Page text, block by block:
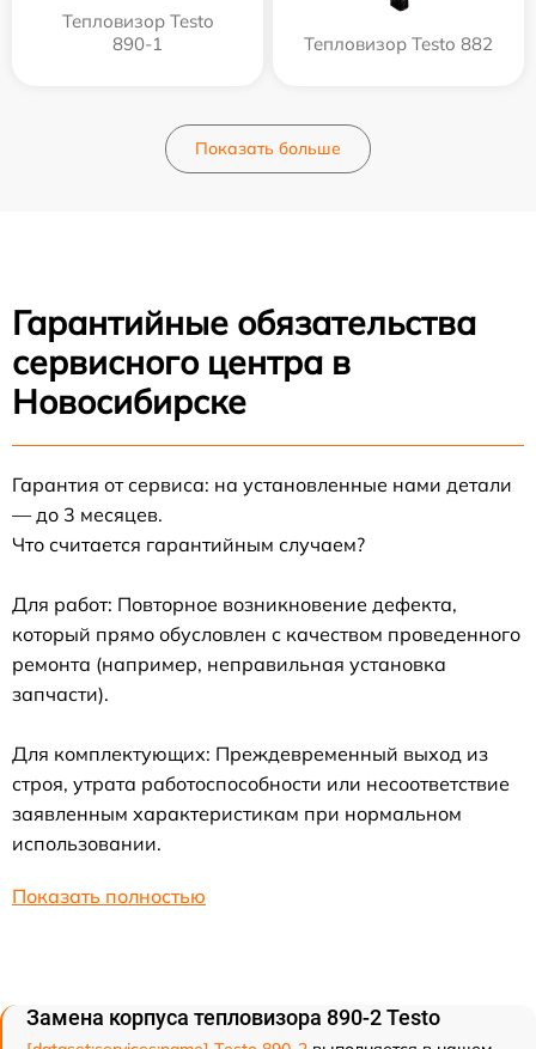
Тепловизор Testo
890-1
Тепловизор Testo 882
Показать больше
Гарантийные обязательства
сервисного центра в
Новосибирске
Гарантия от сервиса: на установленные нами детали
— до 3 месяцев.
Что считается гарантийным случаем?
Для работ: Повторное возникновение дефекта,
который прямо обусловлен с качеством проведенного
ремонта (например, неправильная установка
запчасти).
Для комплектующих: Преждевременный выход из
строя, утрата работоспособности или несоответствие
заявленным характеристикам при нормальном
использовании.
Показать полностью
Замена корпуса тепловизора 890-2 Testo